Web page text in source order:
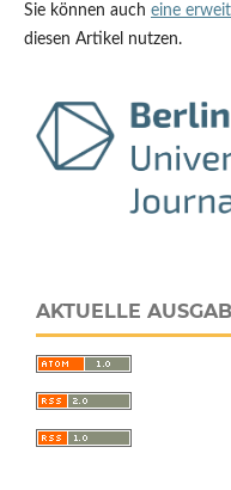
Sie können auch eine
diesen Artikel nutzen.
AKTUELLE